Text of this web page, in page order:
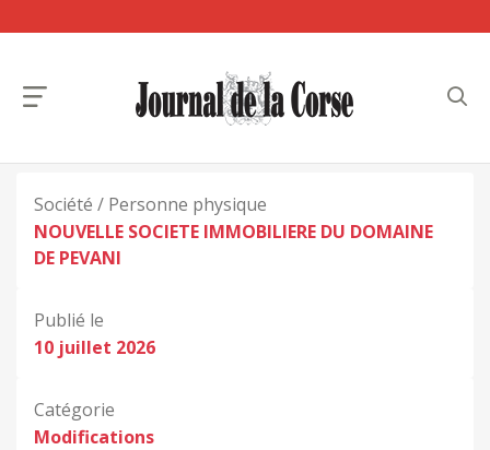
Société / Personne physique
NOUVELLE SOCIETE IMMOBILIERE DU DOMAINE
DE PEVANI
Publié le
10 juillet 2026
Catégorie
Modifications